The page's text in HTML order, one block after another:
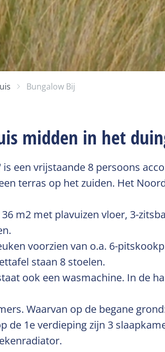
Bungalow Bij
midden in het
een vrijstaande 8 persoons
terras op het zuiden. Het
m2 met plavuizen vloer, 3-
voorzien van o.a. 6-
staan 8 stoelen.
ook een wasmachine. In de
Waarvan op de begane
de 1e verdieping zijn 3